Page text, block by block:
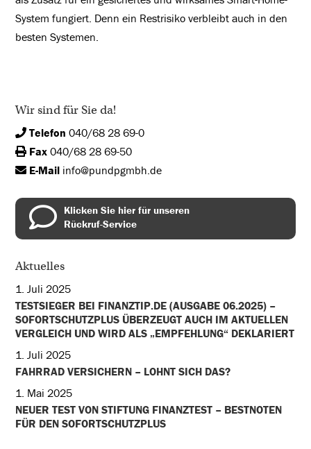
System fungiert. Denn ein Restrisiko verbleibt auch in den
besten Systemen.
Wir sind für Sie da!
Telefon 040/68 28 69-0
Fax 040/68 28 69-50
E-Mail info@pundpgmbh.de
Klicken Sie hier für unseren
Rückruf-Service
Aktuelles
1. Juli 2025
TESTSIEGER BEI FINANZTIP.DE (AUSGABE 06.2025) –
SOFORTSCHUTZPLUS ÜBERZEUGT AUCH IM AKTUELLEN
VERGLEICH UND WIRD ALS „EMPFEHLUNG“ DEKLARIERT
1. Juli 2025
FAHRRAD VERSICHERN – LOHNT SICH DAS?
1. Mai 2025
NEUER TEST VON STIFTUNG FINANZTEST – BESTNOTEN
FÜR DEN SOFORTSCHUTZPLUS